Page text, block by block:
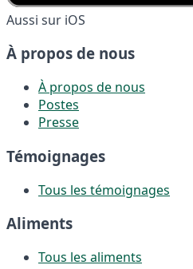
Aussi sur iOS
À propos de nous
À propos de nous
Postes
Presse
Témoignages
Tous les témoignages
Aliments
Tous les aliments